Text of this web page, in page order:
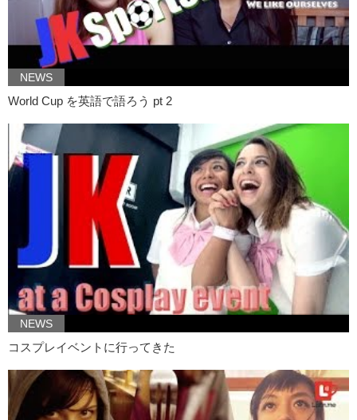
NEWS
World Cup を英語で語ろう pt 2
NEWS
コスプレイベントに行ってきた